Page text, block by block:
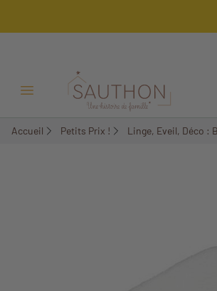
Ouvrir/Fermer menu
Accueil Petits Prix ! Linge, Eveil, Déco :